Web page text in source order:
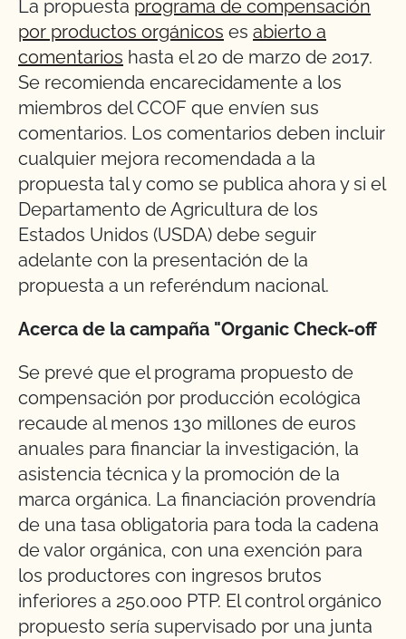
La propuesta programa de compensación
por productos orgánicos es abierto a
comentarios hasta el 20 de marzo de 2017.
Se recomienda encarecidamente a los
miembros del CCOF que envíen sus
comentarios. Los comentarios deben incluir
cualquier mejora recomendada a la
propuesta tal y como se publica ahora y si el
Departamento de Agricultura de los
Estados Unidos (USDA) debe seguir
adelante con la presentación de la
propuesta a un referéndum nacional.
Acerca de la campaña "Organic Check-off
Se prevé que el programa propuesto de
compensación por producción ecológica
recaude al menos 130 millones de euros
anuales para financiar la investigación, la
asistencia técnica y la promoción de la
marca orgánica. La financiación provendría
de una tasa obligatoria para toda la cadena
de valor orgánica, con una exención para
los productores con ingresos brutos
inferiores a 250.000 PTP. El control orgánico
propuesto sería supervisado por una junta